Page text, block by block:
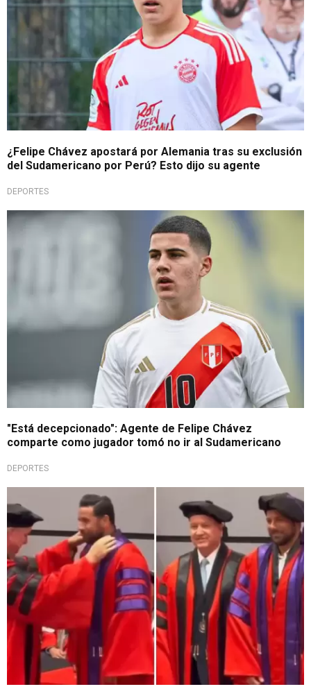
¿Felipe Chávez apostará por Alemania tras su exclusión
del Sudamericano por Perú? Esto dijo su agente
DEPORTES
Selección Peruana Sub-20
"Está decepcionado": Agente de Felipe Chávez
comparte como jugador tomó no ir al Sudamericano
DEPORTES